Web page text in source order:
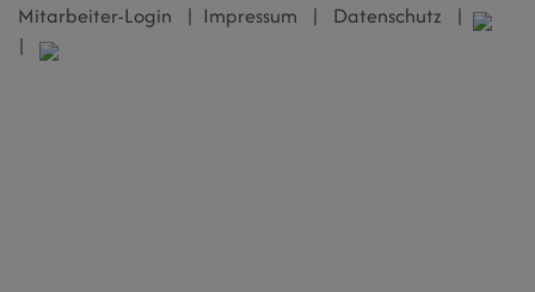
Mitarbeiter-Login | Impressum | Datenschutz |
|